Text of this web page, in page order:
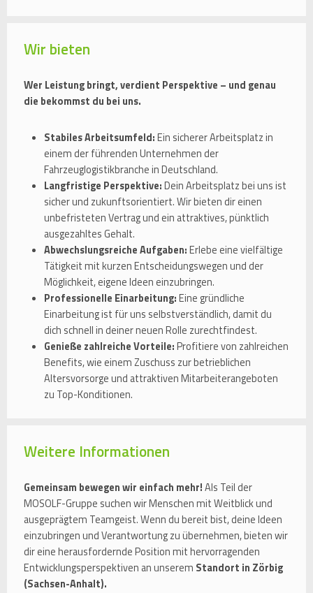
Wir bieten
Wer Leistung bringt, verdient Perspektive – und genau
die bekommst du bei uns.
Stabiles Arbeitsumfeld:Ein sicherer Arbeitsplatz in
einem der führenden Unternehmen der
Fahrzeuglogistikbranche in Deutschland.
Langfristige Perspektive:Dein Arbeitsplatz bei uns ist
sicher und zukunftsorientiert. Wir bieten dir einen
unbefristeten Vertrag und ein attraktives, pünktlich
ausgezahltes Gehalt.
Abwechslungsreiche Aufgaben:Erlebe eine vielfältige
Tätigkeit mit kurzen Entscheidungswegen und der
Möglichkeit, eigene Ideen einzubringen.
Professionelle Einarbeitung:Eine gründliche
Einarbeitung ist für uns selbstverständlich, damit du
dich schnell in deiner neuen Rolle zurechtfindest.
Genieße zahlreiche Vorteile:Profitiere von zahlreichen
Benefits, wie einem Zuschuss zur betrieblichen
Altersvorsorge und attraktiven Mitarbeiterangeboten
zu Top-Konditionen.
Weitere Informationen
Gemeinsam bewegen wir einfach mehr!Als Teil der
MOSOLF-Gruppe suchen wir Menschen mit Weitblick und
ausgeprägtem Teamgeist. Wenn du bereit bist, deine Ideen
einzubringen und Verantwortung zu übernehmen, bieten wir
dir eine herausfordernde Position mit hervorragenden
Entwicklungsperspektiven an unserem Standort in Zörbig
(Sachsen-Anhalt).